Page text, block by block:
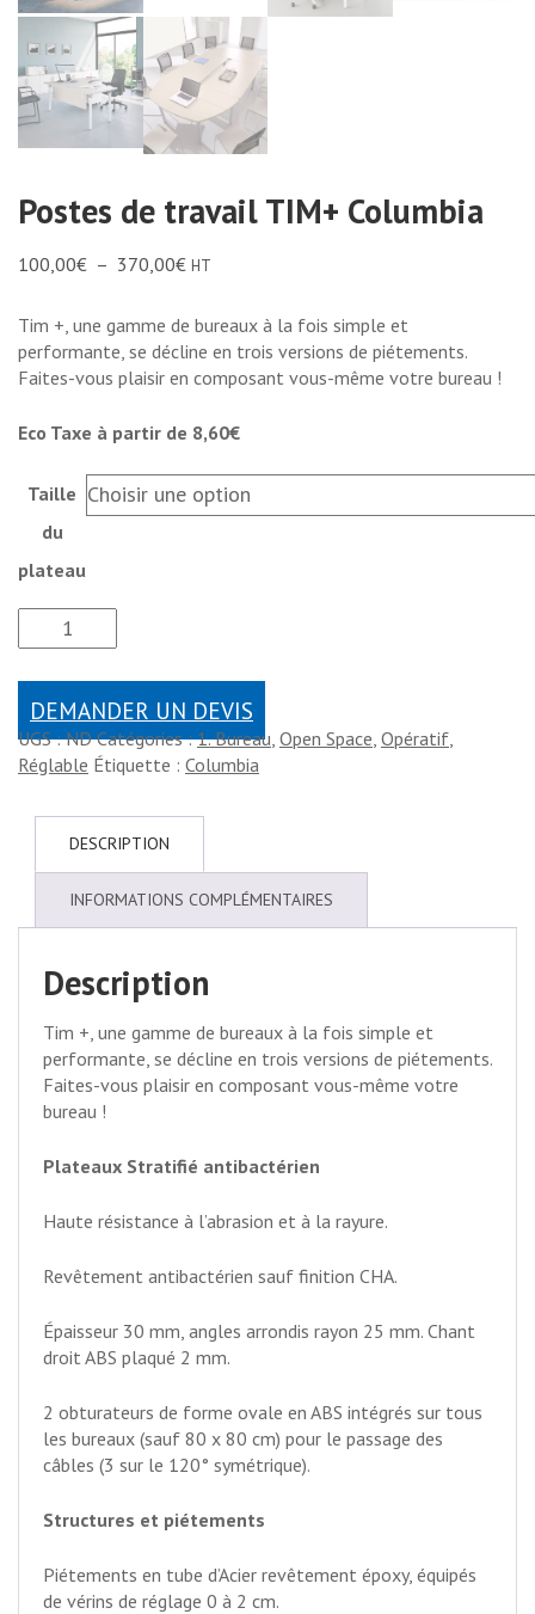
Postes de travail TIM+ Columbia
100,00€ – 370,00€ HT
Tim +, une gamme de bureaux à la fois simple et
performante, se décline en trois versions de piétements.
Faites-vous plaisir en composant vous-même votre bureau !
Eco Taxe à partir de 8,60€
Taille
du
plateau
DEMANDER UN DEVIS
UGS :ND Catégories :1. Bureau Open Space Opératif
Réglable Étiquette : Columbia
DESCRIPTION
INFORMATIONS COMPLÉMENTAIRES
Description
Tim +, une gamme de bureaux à la fois simple et
performante, se décline en trois versions de piétements.
Faites-vous plaisir en composant vous-même votre
bureau !
Plateaux Stratifié antibactérien
Haute résistance à l’abrasion et à la rayure.
Revêtement antibactérien sauf finition CHA.
Épaisseur 30 mm, angles arrondis rayon 25 mm. Chant
droit ABS plaqué 2 mm.
2 obturateurs de forme ovale en ABS intégrés sur tous
les bureaux (sauf 80 x 80 cm) pour le passage des
câbles (3 sur le 120° symétrique).
Structures et piétements
Piétements en tube d’Acier revêtement époxy, équipés
de vérins de réglage 0 à 2 cm.